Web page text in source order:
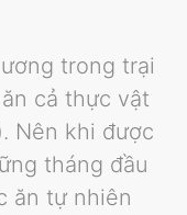
trong trại
cả thực vật
Nên khi được
tháng đầu
ăn tự nhiên